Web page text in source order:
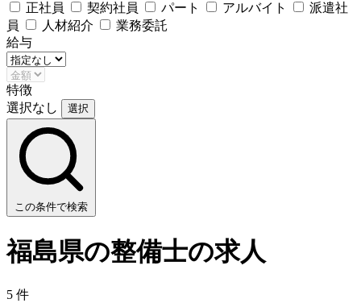
正社員
契約社員 パート アルバイト
派遣社
員
人材紹介
業務委託
給与
特徴
選択なし
選択
この条件で検索
福島県の整備士の求人
5 件